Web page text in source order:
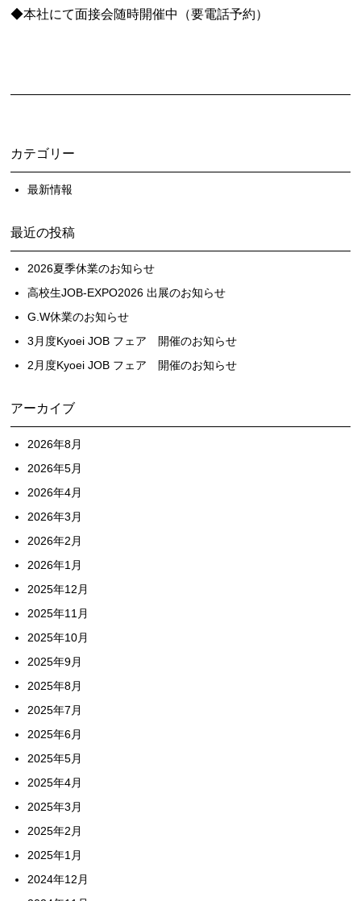
◆本社にて面接会随時開催中（要電話予約）
カテゴリー
最新情報
最近の投稿
2026夏季休業のお知らせ
高校生JOB-EXPO2026 出展のお知らせ
G.W休業のお知らせ
3月度Kyoei JOB フェア 開催のお知らせ
2月度Kyoei JOB フェア 開催のお知らせ
アーカイブ
2026年8月
2026年5月
2026年4月
2026年3月
2026年2月
2026年1月
2025年12月
2025年11月
2025年10月
2025年9月
2025年8月
2025年7月
2025年6月
2025年5月
2025年4月
2025年3月
2025年2月
2025年1月
2024年12月